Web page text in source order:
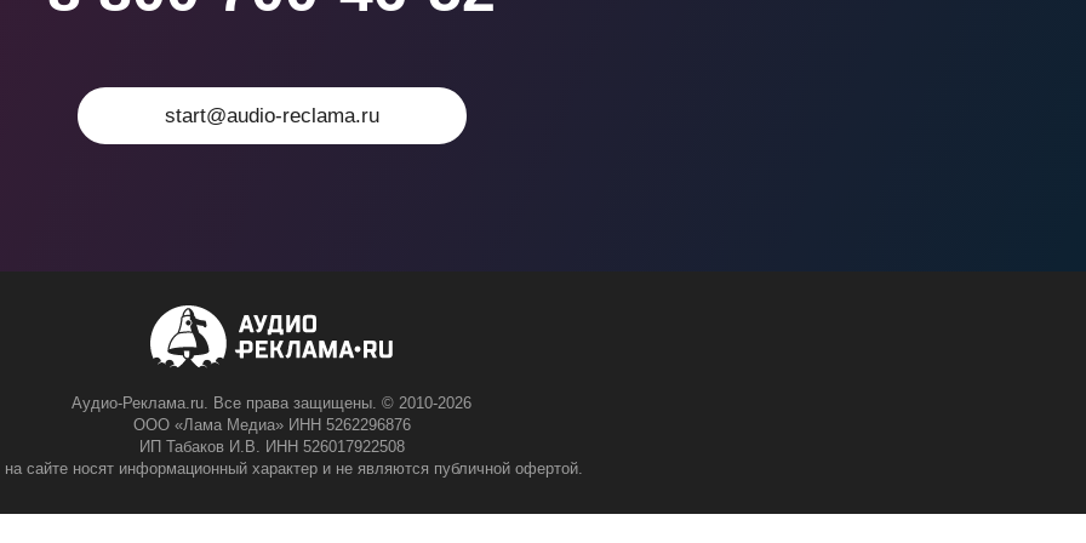
start@audio-reclama.ru
Аудио-Реклама.ru. Все права защищены. © 2010-2026
ООО «Лама Медиа» ИНН 5262296876
ИП Табаков И.В. ИНН 526017922508
сайте носят информационный характер и не являются публичной офертой.